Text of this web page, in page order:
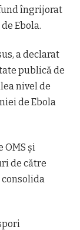
îngrijorat
Ebola.
a declarat
publică de
nivel de
de Ebola
și
de către